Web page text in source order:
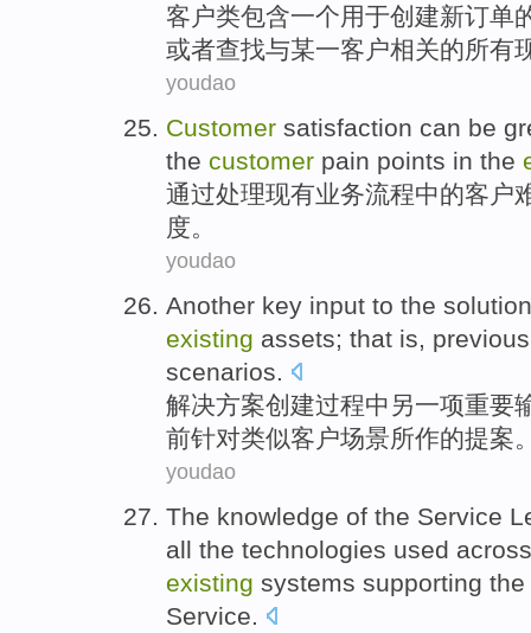
客户类包含一个用于创建新订单
或者查找与某一客户相关的所有
youdao
Customer satisfaction can be
the customer pain points in the
通过处理现有业务流程中的客户
度。
youdao
Another key input to the solution
existing assets; that is, previous
scenarios.
解决方案创建过程中 另一项重要
前针对类似客户场景所作的提案
youdao
The knowledge of the Service
all the technologies used
existing systems supporting the
Service.